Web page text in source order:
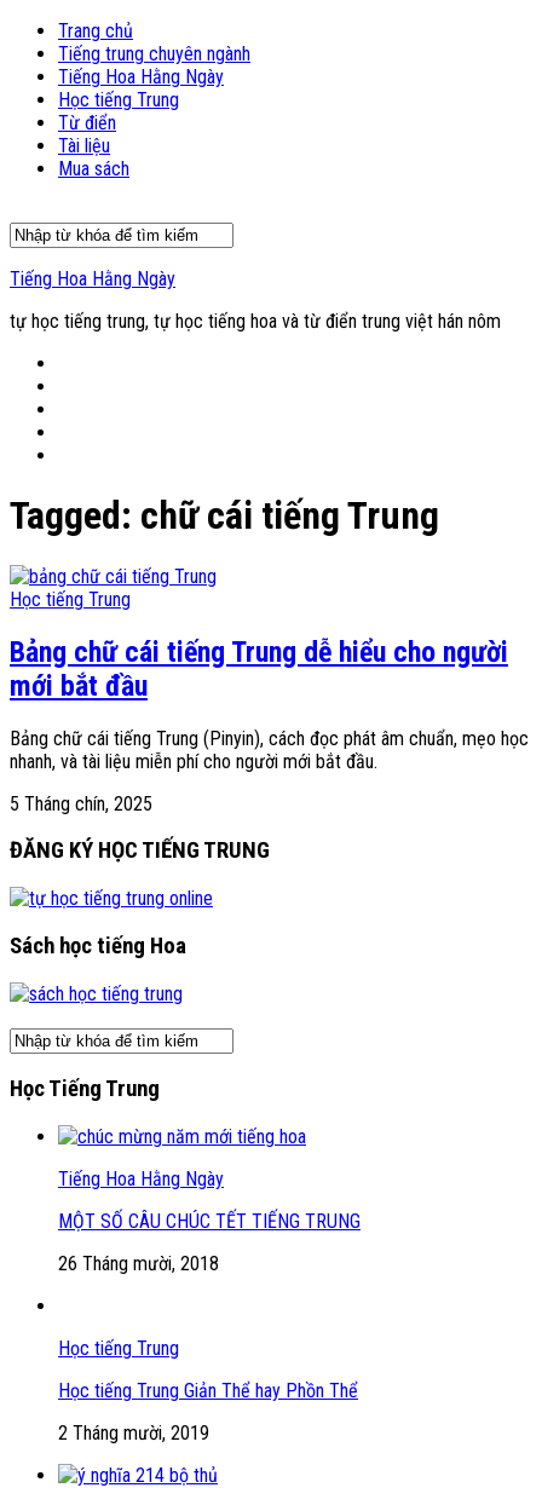
Trang chủ
Tiếng trung chuyên ngành
Tiếng Hoa Hằng Ngày
Học tiếng Trung
Từ điển
Tài liệu
Mua sách
Tiếng Hoa Hằng Ngày
tự học tiếng trung, tự học tiếng hoa và từ điển trung việt hán nôm
Tagged: chữ cái tiếng Trung
Học tiếng Trung
Bảng chữ cái tiếng Trung dễ hiểu cho người
mới bắt đầu
Bảng chữ cái tiếng Trung (Pinyin), cách đọc phát âm chuẩn, mẹo học
nhanh, và tài liệu miễn phí cho người mới bắt đầu.
5 Tháng chín, 2025
ĐĂNG KÝ HỌC TIẾNG TRUNG
Sách học tiếng Hoa
Học Tiếng Trung
Tiếng Hoa Hằng Ngày
MỘT SỐ CÂU CHÚC TẾT TIẾNG TRUNG
26 Tháng mười, 2018
Học tiếng Trung
Học tiếng Trung Giản Thể hay Phồn Thể
2 Tháng mười, 2019